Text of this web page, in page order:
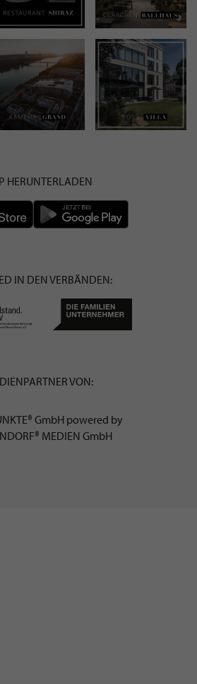
HERUNTERLADEN
IN DEN VERBÄNDEN:
VON:
GmbH powered by
MEDIEN GmbH